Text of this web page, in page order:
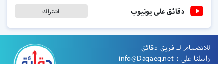
دقائق على يوتيوب اشتراك
للانضمام لـ فريق دقائق
راسلنا على : info@Daqaeq.net